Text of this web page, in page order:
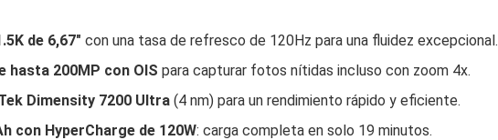
de 6,67″ con una tasa de refresco de 120Hz para una fluidez excepcional.
hasta 200MP con OIS para capturar fotos nítidas incluso con zoom 4x.
Dimensity 7200 Ultra (4 nm) para un rendimiento rápido y eficiente.
con HyperCharge de 120W: carga completa en solo 19 minutos.